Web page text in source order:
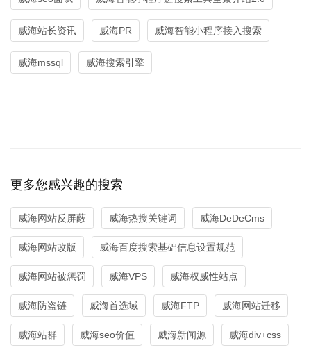
威海站长资讯 威海PR 威海智能小程序接入搜索
威海mssql 威海搜索引擎
更多您感兴趣的搜索
威海网站反屏蔽 威海热搜关键词 威海DeDeCms
威海网站改版 威海百度搜索基础信息设置规范
威海网站被惩罚 威海VPS 威海权威性站点
威海防盗链 威海首选域 威海FTP 威海网站迁移
威海站群 威海seo价值 威海新闻源 威海div+css